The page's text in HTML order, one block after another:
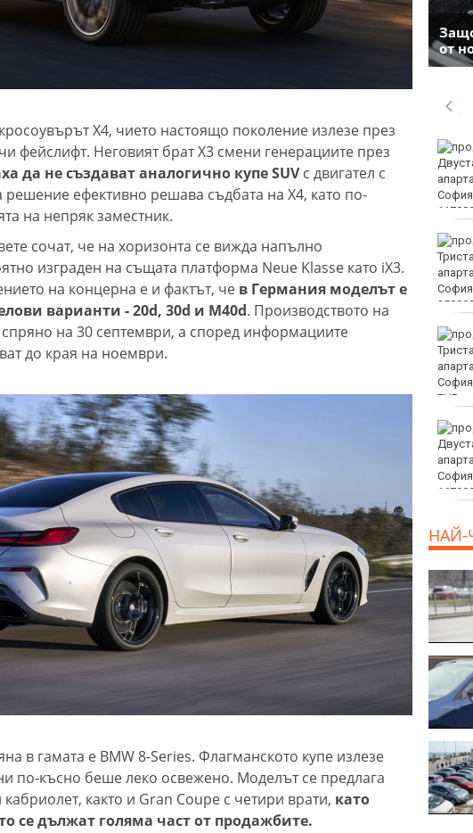
X4, чието настоящо поколение излезе през
фейслифт. Неговият брат X3 смени генерациите през
да не създават аналогично купе SUVс двигател с
ефективно решава съдбата на X4, като по-
на непряк заместник.
сочат, че на хоризонта се вижда напълно
изграден на същата платформа Neue Klasse като iX3.
на концерна е и фактът, че в Германия моделът е
варианти - 20d, 30d и M40d. Производството на
на 30 септември, а според информациите
до края на ноември.
в гамата е BMW 8-Series. Флагманското купе излезе
по-късно беше леко освежено. Моделът се предлага
кабриолет, както и Gran Coupe с четири врати, като
се дължат голяма част от продажбите.
от
Винисиус Жуниор
преподписа с Реал
(Мадрид)
ЦСКА удари с 3:0 Макаби
Тъжна вест! Почина
EUR
800
НАЙ-